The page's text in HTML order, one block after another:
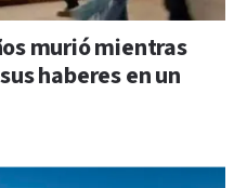
murió mientras
haberes en un